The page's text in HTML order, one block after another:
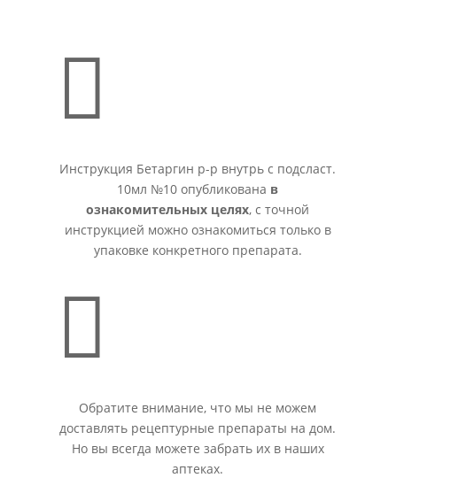

Инструкция Бетаргин р-р внутрь с подсласт.
10мл №10 опубликована в
ознакомительных целях, с точной
инструкцией можно ознакомиться только в
упаковке конкретного препарата.

Обратите внимание, что мы не можем
доставлять рецептурные препараты на дом.
Но вы всегда можете забрать их в наших
аптеках.